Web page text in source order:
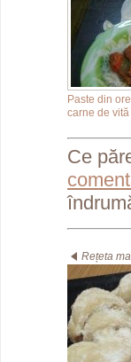
Paste din
carne de vită
Ce
Rețeta